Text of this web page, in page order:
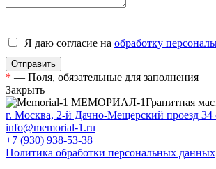
Я даю согласие на обработку
* — Поля, обязательные для заполнения
Закрыть
МЕМОРИАЛ-1Гранитная
г. Москва, 2-й Дачно-Мещерский проезд 34
info@memorial-1.ru
+7 (930) 938-53-38
Политика обработки персональных данных